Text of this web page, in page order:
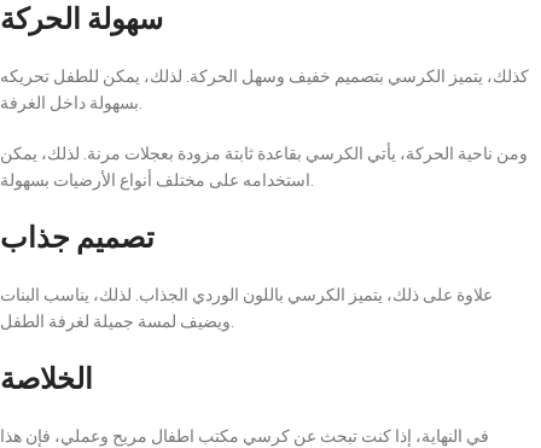
سهولة الحركة
كذلك، يتميز الكرسي بتصميم خفيف وسهل الحركة. لذلك، يمكن للطفل تحريكه
بسهولة داخل الغرفة.
ومن ناحية الحركة، يأتي الكرسي بقاعدة ثابتة مزودة بعجلات مرنة. لذلك، يمكن
استخدامه على مختلف أنواع الأرضيات بسهولة.
تصميم جذاب
علاوة على ذلك، يتميز الكرسي باللون الوردي الجذاب. لذلك، يناسب البنات
ويضيف لمسة جميلة لغرفة الطفل.
الخلاصة
في النهاية، إذا كنت تبحث عن كرسي مكتب اطفال مريح وعملي، فإن هذا